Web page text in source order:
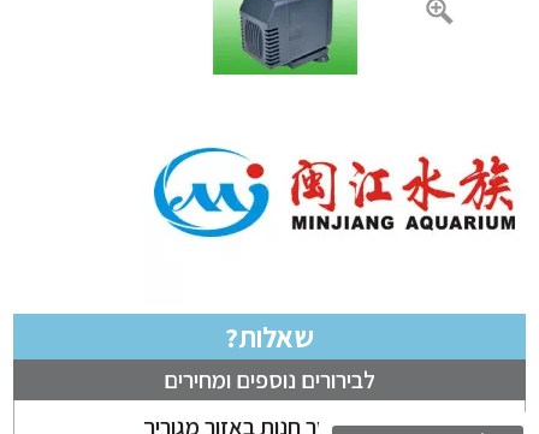
שאלות?
לבירורים נוספים ומחירים
ניתן לבחור חנות באזור מגוריך